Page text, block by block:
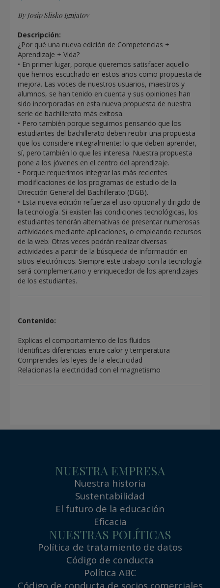
By Josip Slisko Ignjatov
Descripción:
¿Por qué una nueva edición de Competencias +
Aprendizaje + Vida?
• En primer lugar, porque queremos satisfacer aquello
que hemos escuchado en estos años como propuesta de
mejora. Las voces de nuestros usuarios, maestros y
alumnos, se han tenido en cuenta y sus opiniones han
sido incorporadas en esta nueva propuesta de nuestra
serie de bachillerato más exitosa.
• Pero también porque seguimos pensando que los
estudiantes del bachillerato deben recibir una propuesta
que los considere integralmente: lo que deben aprender,
sí, pero también lo que les interesa. Nuestra propuesta
pone a los jóvenes en el centro del aprendizaje.
• Porque requerimos integrar las más recientes
modificaciones de los programas de estudio de la
Dirección General del Bachillerato (DGB).
• Esta nueva edición refuerza el uso opcional y dirigido de
la tecnología. Si existen las condiciones tecnológicas, los
estudiantes tendrán alternativas de presentar numerosas
actividades mediante aplicaciones, o empleando recursos
de la web. Otras veces podrán realizar diversas
actividades a partir de la búsqueda de información en
sitios electrónicos. Siempre este trabajo con la tecnología
será complementario y enriquecedor de los aprendizajes
de los estudiantes.
Contenido:
Explicas el comportamiento de los fluidos
Identificas diferencias entre calor y temperatura
Comprendes las leyes de la electricidad
Relacionas la electricidad con el magnetismo
NUESTRA EMPRESA
Nuestra historia
Sustentabilidad
El futuro de la educación
Eficacia
NUESTRAS POLÍTICAS
Política de tratamiento de datos
Código de conducta
Política ABC
Código de conducta de socios comerciales